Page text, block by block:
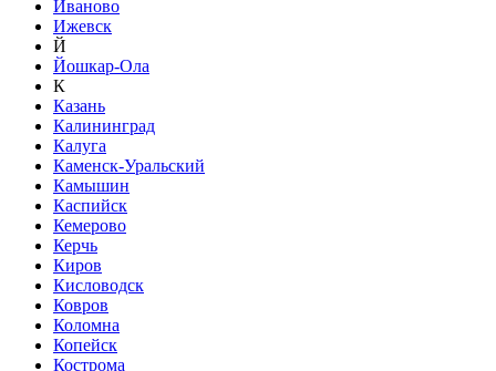
Иваново
Ижевск
Й
Йошкар-Ола
К
Казань
Калининград
Калуга
Каменск-Уральский
Камышин
Каспийск
Кемерово
Керчь
Киров
Кисловодск
Ковров
Коломна
Копейск
Кострома